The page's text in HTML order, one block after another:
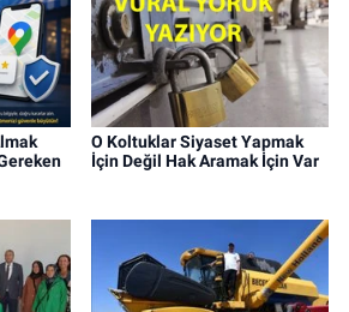
O Koltuklar Siyaset Yapmak
İçin Değil Hak Aramak İçin Var